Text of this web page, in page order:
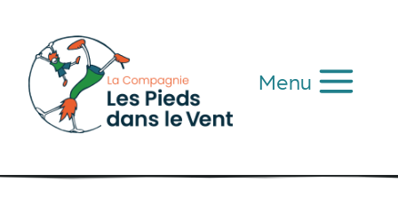
contenu
Menu